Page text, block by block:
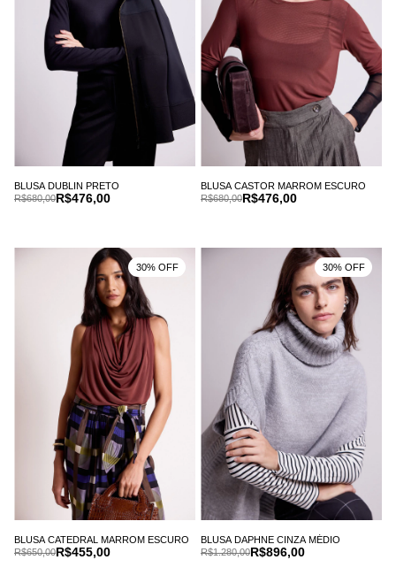
BLUSA DUBLIN PRETO
R$476,00
R$680,00
BLUSA CASTOR MARROM ESCURO
R$476,00
R$680,00
BLUSA CATEDRAL MARROM ESCURO
R$455,00
R$650,00
30% OFF
BLUSA DAPHNE CINZA MÉDIO
R$896,00
R$1.280,00
30% OFF